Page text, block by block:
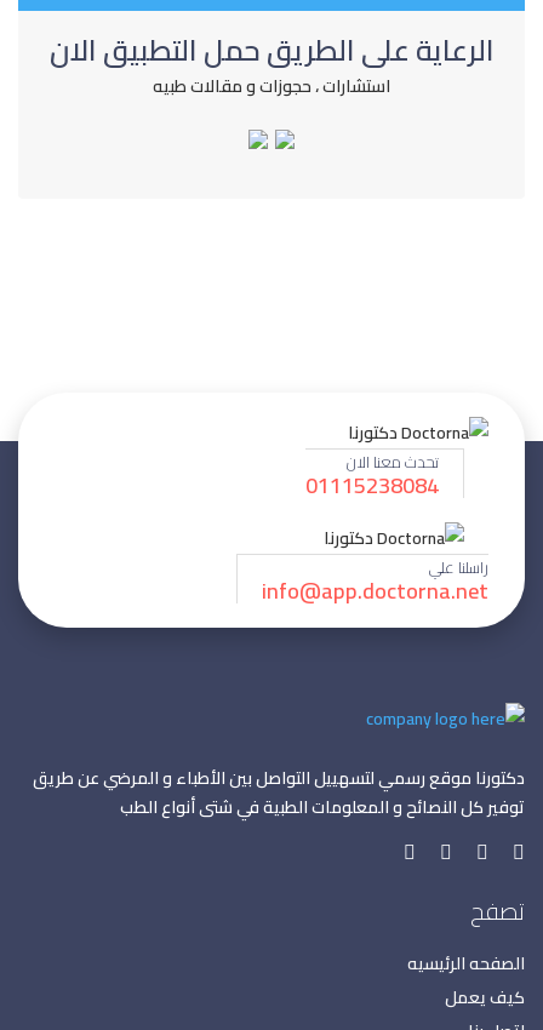
الرعاية على الطريق حمل التطبيق الان
استشارات ، حجوزات و مقالات طبيه
تحدث معنا الان
01115238084
راسلنا علي
info@app.doctorna.net
دكتورنا موقع رسمي لتسهييل التواصل بين الأطباء و المرضي عن طريق
توفير كل النصائح و المعلومات الطبية في شتى أنواع الطب
تصفح
الصفحه الرئيسيه
كيف يعمل